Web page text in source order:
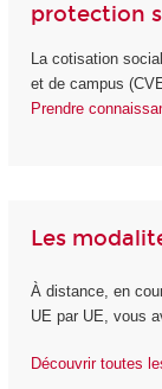
protection
La cotisation
et de campus
Prendre
Les
À distance, en
UE par UE, vous
Découvrir toutes